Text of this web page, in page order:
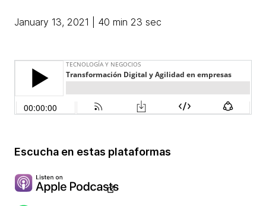
January 13, 2021 | 40 min 23 sec
Escucha en estas plataformas